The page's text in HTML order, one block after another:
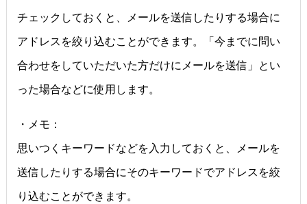
チェックしておくと、メールを送信したりする場合に
アドレスを絞り込むことができます。「今までに問い
合わせをしていただいた方だけにメールを送信」とい
った場合などに使用します。
・メモ：
思いつくキーワードなどを入力しておくと、メールを
送信したりする場合にそのキーワードでアドレスを絞
り込むことができます。